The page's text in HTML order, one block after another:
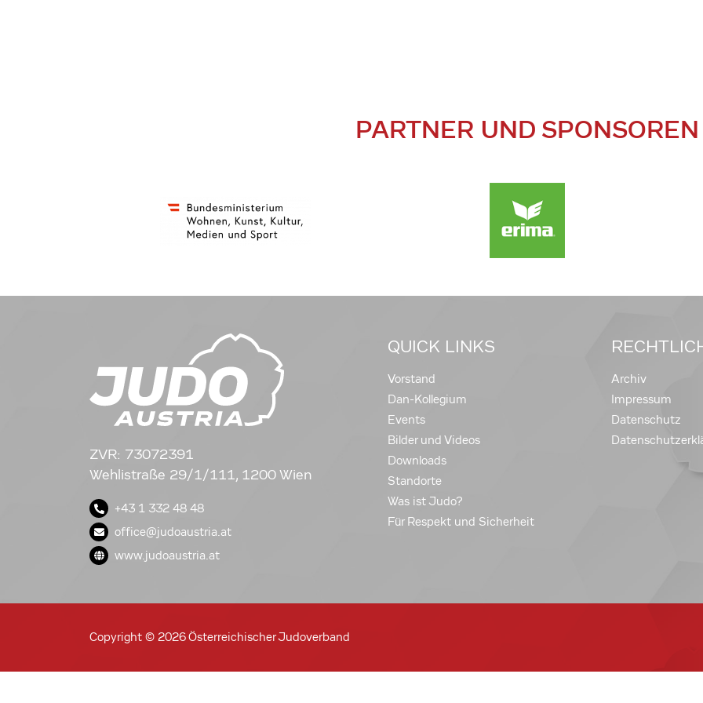
PARTNER UND SPONSOREN
ZVR: 73072391
Wehlistraße 29/1/111, 1200 Wien
+43 1 332 48 48
office@judoaustria.at
www.judoaustria.at
QUICK LINKS
Vorstand
Dan-Kollegium
Events
Bilder und Videos
Downloads
Standorte
Was ist Judo?
Für Respekt und Sicherheit
Archiv
Impressum
Datenschutz
Copyright © 2026 Österreichischer Judoverband